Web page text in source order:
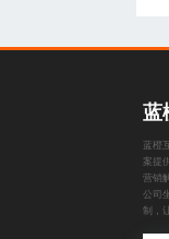
蓝
蓝橙
案提
营销
公司
制，